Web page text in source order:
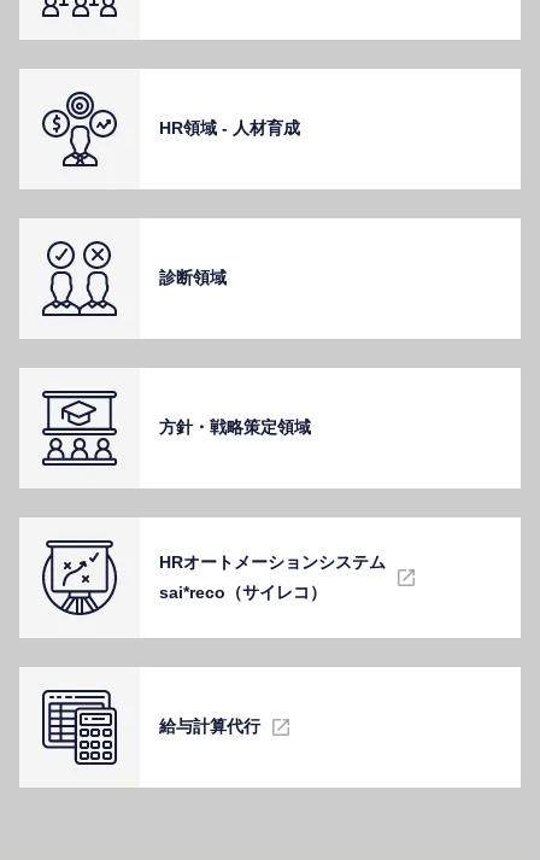
HR領域 - ⼈材育成
診断領域
⽅針・戦略策定領域
HRオートメーションシステム
sai*reco（サイレコ）
給与計算代⾏